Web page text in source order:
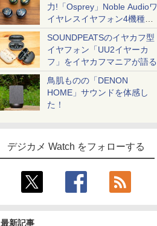
力!「Osprey」Noble Audioワ
イヤレスイヤフォン4機種を
一気に聴く
SOUNDPEATSのイヤカフ型
イヤフォン「UU2イヤーカ
フ」をイヤカフマニアが語る
鳥肌ものの「DENON
HOME」サウンドを体感し
た！
デジカメ Watch をフォローする
最新記事